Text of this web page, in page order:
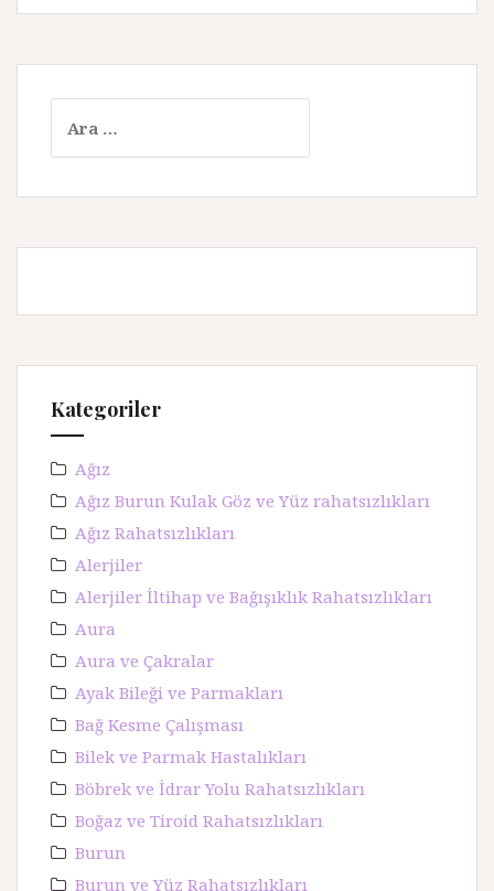
a
m
:
Kategoriler
Ağız
Ağız Burun Kulak Göz ve Yüz rahatsızlıkları
Ağız Rahatsızlıkları
Alerjiler
Alerjiler İltihap ve Bağışıklık Rahatsızlıkları
Aura
Aura ve Çakralar
Ayak Bileği ve Parmakları
Bağ Kesme Çalışması
Bilek ve Parmak Hastalıkları
Böbrek ve İdrar Yolu Rahatsızlıkları
Boğaz ve Tiroid Rahatsızlıkları
Burun
Burun ve Yüz Rahatsızlıkları